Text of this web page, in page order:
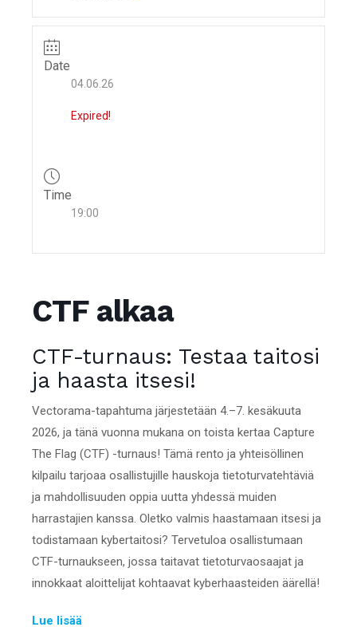
o
Date
04.06.26
Expired!
Time
19:00
CTF alkaa
CTF-turnaus: Testaa taitosi
ja haasta itsesi!
Vectorama-tapahtuma järjestetään 4.–7. kesäkuuta
2026, ja tänä vuonna mukana on toista kertaa Capture
The Flag (CTF) -turnaus! Tämä rento ja yhteisöllinen
kilpailu tarjoaa osallistujille hauskoja tietoturvatehtäviä
ja mahdollisuuden oppia uutta yhdessä muiden
harrastajien kanssa. Oletko valmis haastamaan itsesi ja
todistamaan kybertaitosi? Tervetuloa osallistumaan
CTF-turnaukseen, jossa taitavat tietoturvaosaajat ja
innokkaat aloittelijat kohtaavat kyberhaasteiden äärellä!
Lue lisää